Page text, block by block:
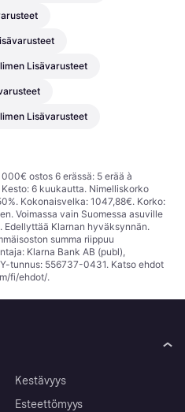
Lisävarusteet
Lisävarusteet
ostos 6 erässä: 5 erää à
6 kuukautta. Nimelliskorko
Kokonaisvelka: 1047,88€. Korko:
Voimassa vain Suomessa asuville
Klarnan hyväksynnän.
summa riippuu
Klarna Bank AB (publ),
tunnus: 556737-0431. Katso ehdot
fi/ehdot/.
Kestävyys
Esteettömyys